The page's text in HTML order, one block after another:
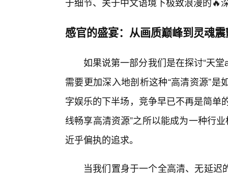
感官的盛宴：从画质巅峰到灵魂
如果说第一部分我们是在探讨“天
需要更加深入地剖析这种“高清资源”
字娱乐的下半场，竞争早已不再是简单
线畅享高清资源”之所以能成为一种行
近乎偏执的追求。
当我们置身于一个全高清、无延